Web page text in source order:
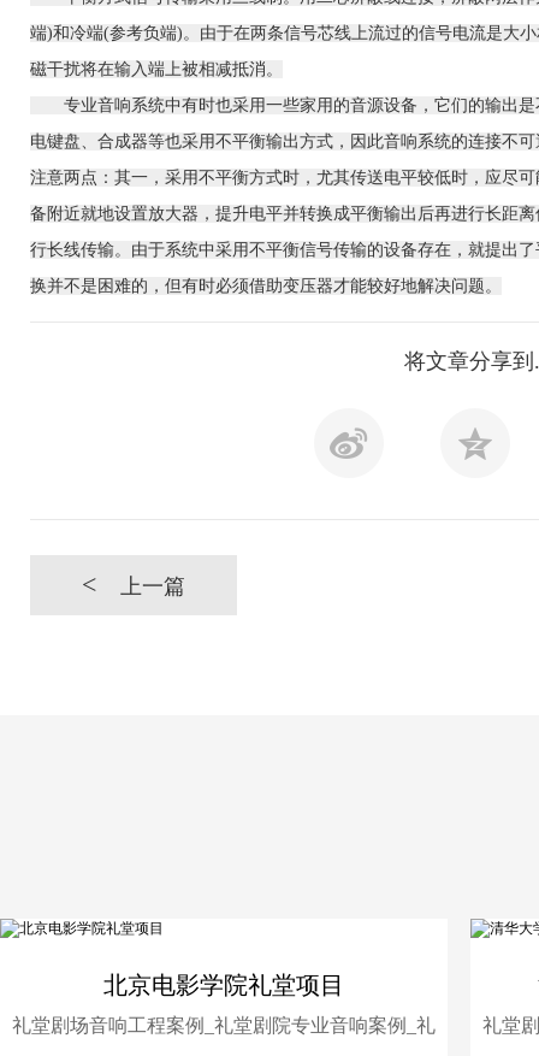
端)和冷端(参考负端)。由于在两条信号芯线上流过的信号电流是大
磁干扰将在输入端上被相减抵消。
专业音响系统中有时也采用一些家用的音源设备，它们的输出
电键盘、合成器等也采用不平衡输出方式，因此音响系统的连接不
注意两点：其一，采用不平衡方式时，尤其传送电平较低时，应尽
备附近就地设置放大器，提升电平并转换成平衡输出后再进行长距
行长线传输。由于系统中采用不平衡信号传输的设备存在，就提出
换并不是困难的，但有时必须借助变压器才能较好地解决问题。
将文章分享到
< 上一篇
北京电影学院礼堂项目
礼堂剧场音响工程案例_礼堂剧院专业音响案例_礼
礼堂